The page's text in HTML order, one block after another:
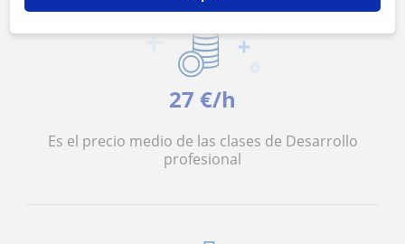
27 €/h
Es el precio medio de las clases de Desarrollo
profesional